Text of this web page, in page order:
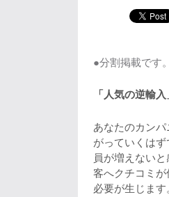
●分割掲載です
「人気の逆輸
あなたのカン
がっていくは
員が増えない
客へクチコミ
必要が生じます